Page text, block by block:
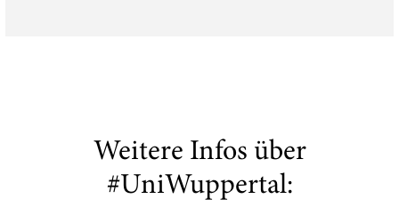
Weitere Infos über
#UniWuppertal: